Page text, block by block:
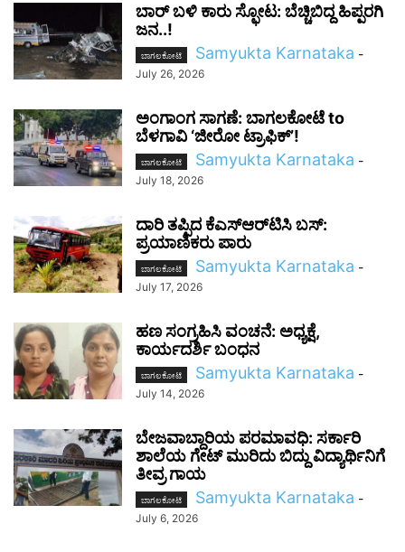
ಬಾರ್ ಬಳಿ ಕಾರು ಸ್ಫೋಟ: ಬೆಚ್ಚಿಬಿದ್ದ ಹಿಪ್ಪರಗಿ
ಜನ..!
ಬಾಗಲಕೋಟೆ Samyukta Karnataka -
July 26, 2026
ಅಂಗಾಂಗ ಸಾಗಣೆ: ಬಾಗಲಕೋಟೆ to
ಬೆಳಗಾವಿ ‘ಜೀರೋ ಟ್ರಾಫಿಕ್’!
ಬಾಗಲಕೋಟೆ Samyukta Karnataka -
July 18, 2026
ದಾರಿ ತಪ್ಪಿದ ಕೆಎಸ್‌ಆರ್‌ಟಿಸಿ ಬಸ್:
ಪ್ರಯಾಣಿಕರು ಪಾರು
ಬಾಗಲಕೋಟೆ Samyukta Karnataka -
July 17, 2026
ಹಣ ಸಂಗ್ರಹಿಸಿ ವಂಚನೆ: ಅಧ್ಯಕ್ಷೆ,
ಕಾರ್ಯದರ್ಶಿ ಬಂಧನ
ಬಾಗಲಕೋಟೆ Samyukta Karnataka -
July 14, 2026
ಬೇಜವಾಬ್ದಾರಿಯ ಪರಮಾವಧಿ: ಸರ್ಕಾರಿ
ಶಾಲೆಯ ಗೇಟ್ ಮುರಿದು ಬಿದ್ದು ವಿದ್ಯಾರ್ಥಿನಿಗೆ
ತೀವ್ರ ಗಾಯ
ಬಾಗಲಕೋಟೆ Samyukta Karnataka -
July 6, 2026